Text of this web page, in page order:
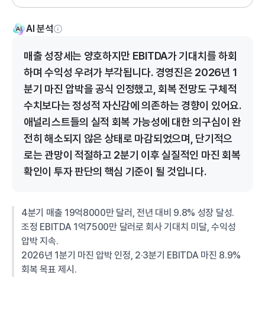
AI 분석
매출 성장세는 양호하지만 EBITDA가 기대치를 하회
하며 수익성 우려가 부각됩니다. 경영진은 2026년 1
분기 마진 압박을 공식 인정했고, 회복 전망도 구체적
수치보다는 정성적 자신감에 의존하는 경향이 있어요.
애널리스트들의 실적 회복 가능성에 대한 의구심이 완
전히 해소되지 않은 상태로 마감되었으며, 단기적으
로는 관망이 적절하고 2분기 이후 실질적인 마진 회복
확인이 투자 판단의 핵심 기준이 될 것입니다.
4분기 매출 19억8000만 달러, 전년 대비 9.8% 성장 달성.
조정 EBITDA 1억7500만 달러로 회사 기대치 미달, 수익성
압박 지속.
2026년 1분기 마진 압박 인정, 2·3분기 EBITDA 마진 8.9%
회복 목표 제시.